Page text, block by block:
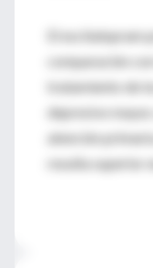
El escitalopram
comparación
tratamiento de
depresivo
atención
resulta superior